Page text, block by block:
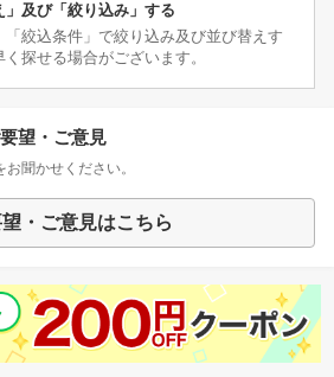
及び「絞り込み」する
絞込条件」で絞り込み及び並び替えす
探せる場合がございます。
望・ご意見
聞かせください。
望・ご意見はこちら